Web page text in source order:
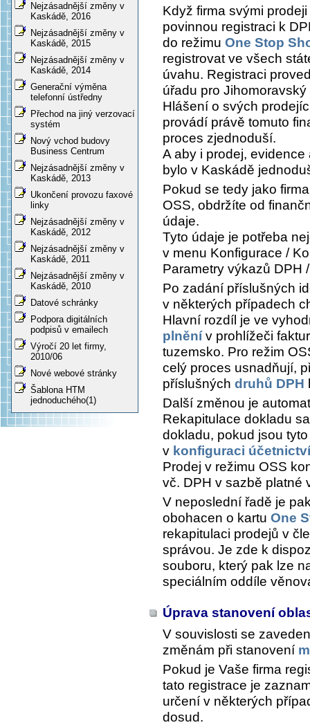
Nejzásadnější změny v
Kaskádě, 2016
Nejzásadnější změny v
Kaskádě, 2015
Nejzásadnější změny v
Kaskádě, 2014
Generační výměna
telefonní ústředny
Přechod na jiný verzovací
systém
Nový vchod budovy
Business Centrum
Nejzásadnější změny v
Kaskádě, 2013
Ukončení provozu faxové
linky
Nejzásadnější změny v
Kaskádě, 2012
Nejzásadnější změny v
Kaskádě, 2011
Nejzásadnější změny v
Kaskádě, 2010
Datové schránky
Podpora digitálních
podpisů v emailech
Výročí 20 let firmy,
2010/06
Nové webové stránky
Šablona HTM
jednoduchého(1)
Když firma svými
povinnou registraci k
do režimu One Stop
registrovat ve všech
úvahu. Registraci
úřadu pro Jihomoravský
Hlášení o svých
provádí právě tomuto
proces zjednoduší.
A aby i prodej,
bylo v Kaskádě
Pokud se tedy jako
OSS, obdržíte od
údaje.
Tyto údaje je potřeba
v menu Konfigurace /
Parametry výkazů DPH /
Po zadání příslušných
v některých případech
Hlavní rozdíl je ve
plněnív prohlížeči
tuzemsko. Pro režim
celý proces usnadňují,
příslušných druhů DPH
Další změnou je
Rekapitulace dokladu
dokladu, pokud jsou
v konfiguraci účetnictví
Prodej v režimu OSS
vč. DPH v sazbě platné
V neposlední řadě je
obohacen o kartu One
rekapitulaci prodejů v
správou. Je zde k
souboru, který pak lze
speciálním oddíle
Úprava stanovení
V souvislosti se
změnám při stanovení
Pokud je Vaše firma
tato registrace je
určení v některých
dosud.